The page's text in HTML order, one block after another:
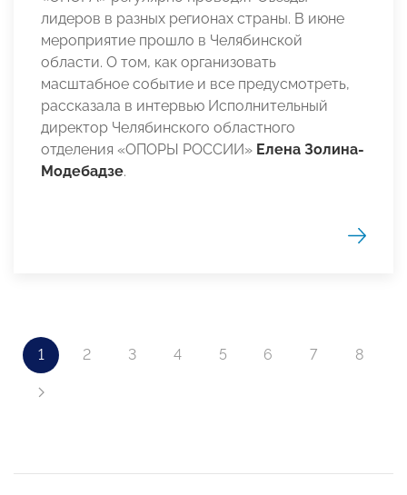
лидеров в разных регионах страны. В июне
мероприятие прошло в Челябинской
области. О том, как организовать
масштабное событие и все предусмотреть,
рассказала в интервью Исполнительный
директор Челябинского областного
отделения «ОПОРЫ РОССИИ» Елена Золина-
Модебадзе.
1 2 3 4 5 6 7 8